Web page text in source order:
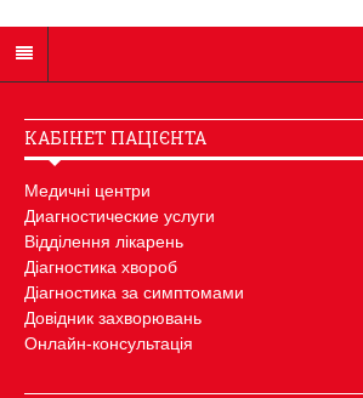
КАБІНЕТ ПАЦІЄНТА
Медичні центри
Диагностические услуги
Відділення лікарень
Діагностика хвороб
Діагностика за симптомами
Довідник захворювань
Онлайн-консультація